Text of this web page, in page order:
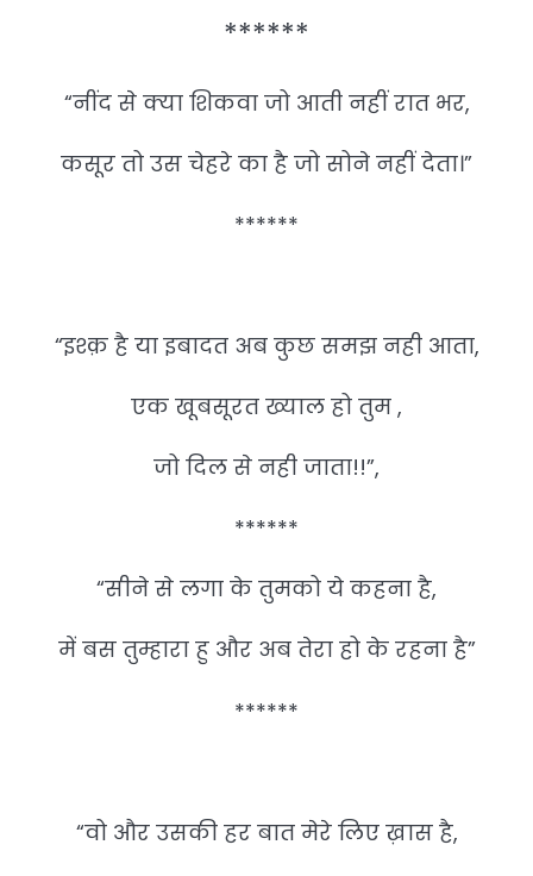
******
“नींद से क्या शिकवा जो आती नहीं रात भर,
कसूर तो उस चेहरे का है जो सोने नहीं देता।”
******
“इश्क़ है या इबादत अब कुछ समझ नही आता,
एक खूबसूरत ख्याल हो तुम ,
जो दिल से नही जाता!!”,
******
“सीने से लगा के तुमको ये कहना है,
में बस तुम्हारा हु और अब तेरा हो के रहना है”
******
“वो और उसकी हर बात मेरे लिए ख़ास है,